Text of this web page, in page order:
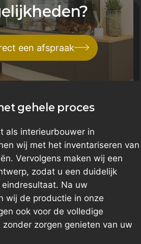
een afspraak
gehele proces
als interieurbouwer in
wij met het inventariseren van
Vervolgens maken wij een
zodat u een duidelijk
Na uw
wij de productie in onze
ook voor de volledige
zorgen genieten van uw